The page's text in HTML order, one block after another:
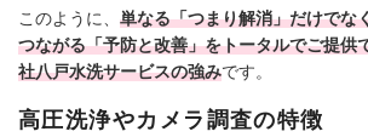
このように、 単なる「つまり解消」だけでな
つながる「予防と改善」をトータルでご提供
社八戸水洗サービスの強みです。
高圧洗浄やカメラ調査の特徴